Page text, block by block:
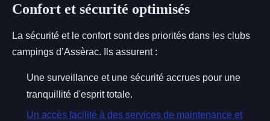
Confort et sécurité optimisés
La sécurité et le confort sont des priorités dans les clubs
campings d’Assèrac. Ils assurent :
Une surveillance et une sécurité accrues pour une
tranquillité d'esprit totale.
Un accès facilité à des services de maintenance et